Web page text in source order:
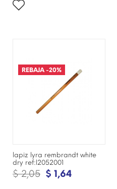
REBAJA-20%
lapiz lyra rembrandt white
dry ref:l2052001
$ 2,05 $ 1,64